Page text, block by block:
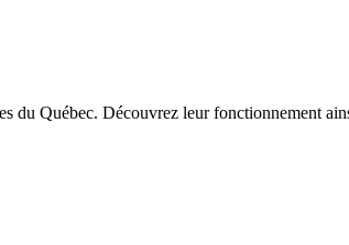
du Québec. Découvrez leur fonctionnement